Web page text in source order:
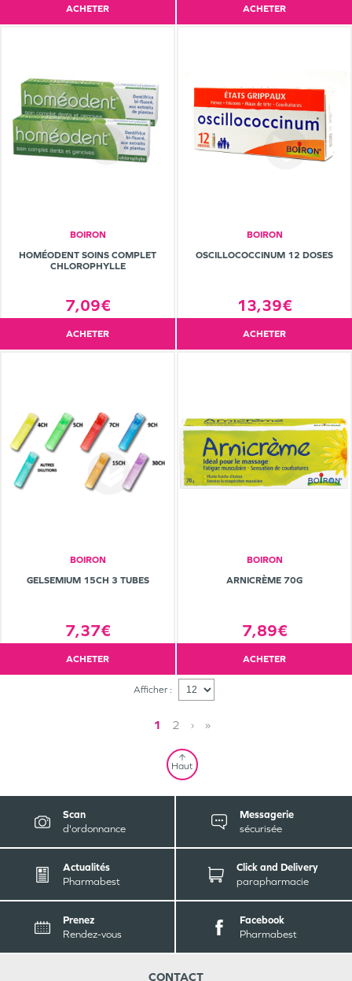
ACHETER ACHETER
BOIRON
HOMÉODENT SOINS COMPLET
CHLOROPHYLLE
7,09€
ACHETER
BOIRON
OSCILLOCOCCINUM 12 DOSES
13,39€
ACHETER
BOIRON
GELSEMIUM 15CH 3 TUBES
7,37€
ACHETER
BOIRON
ARNICRÈME 70G
7,89€
ACHETER
Afficher :
1 2 › »
Haut
Scan
d'ordonnance
Messagerie
sécurisée
Actualités
Pharmabest
Click and Delivery
parapharmacie
Prenez
Rendez-vous
Facebook
Pharmabest
CONTACT